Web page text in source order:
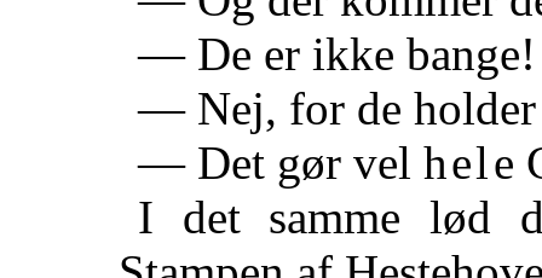
— De er ikke bange!
— Nej, for de
— Det gør vel hele
I det samme lød